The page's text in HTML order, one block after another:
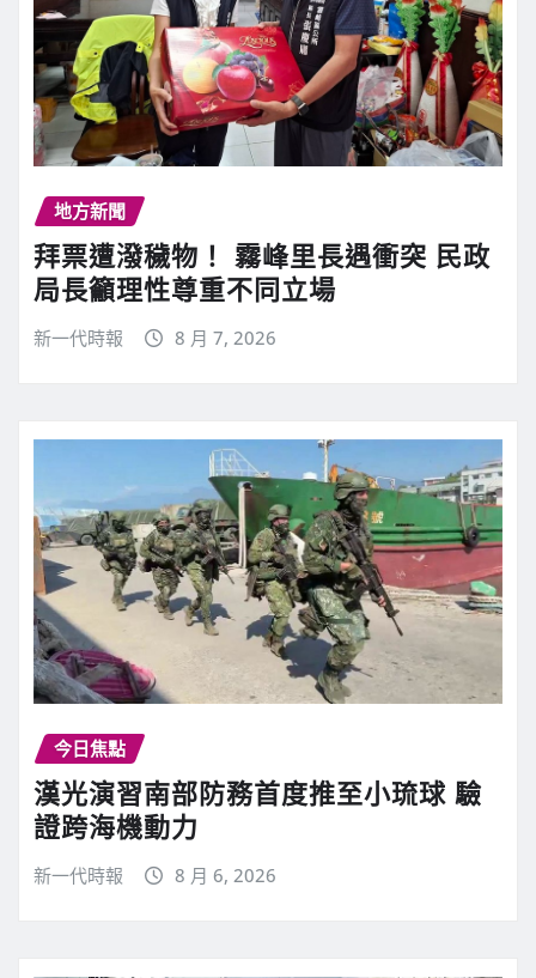
地方新聞
拜票遭潑穢物！ 霧峰里長遇衝突 民政
局長籲理性尊重不同立場
新一代時報 8 月 7, 2026
今日焦點
漢光演習南部防務首度推至小琉球 驗
證跨海機動力
新一代時報 8 月 6, 2026